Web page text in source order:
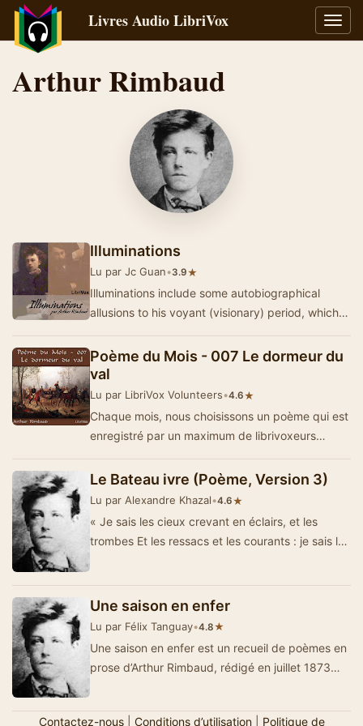
la
Livres Audio LibriVox
Arthur Rimbaud
Illuminations
Lu par Jc Guan•3.9★
Illuminations include some autobiographical
allusions to his voyant (visionary) period, which
Poème du Mois - 007 Le dormeur du
val
Lu par LibriVox Volunteers•4.6★
Chaque mois, nous choisissons un poème qui est
enregistré par un maximum de librivoxeurs
Le Bateau ivre (Poème, Version 3)
Lu par Alexandre Khazal•4.6★
« Je sais les cieux crevant en éclairs, et les
trombes Et les ressacs et les courants : je sais le
Une saison en enfer
Lu par Félix Tanguay•4.8★
Une saison en enfer est un recueil de poèmes en
prose d’Arthur Rimbaud, rédigé en juillet 1873
Contactez-nous| Conditions d’utilisation| Politique de